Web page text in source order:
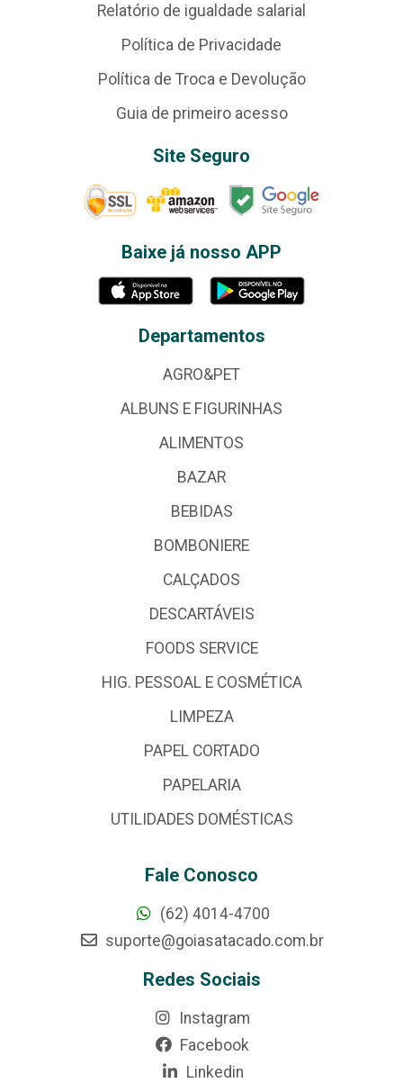
Relatório de igualdade salarial
Política de Privacidade
Política de Troca e Devolução
Guia de primeiro acesso
Site Seguro
Baixe já nosso APP
Departamentos
AGRO&PET
ALBUNS E FIGURINHAS
ALIMENTOS
BAZAR
BEBIDAS
BOMBONIERE
CALÇADOS
DESCARTÁVEIS
FOODS SERVICE
HIG. PESSOAL E COSMÉTICA
LIMPEZA
PAPEL CORTADO
PAPELARIA
UTILIDADES DOMÉSTICAS
Fale Conosco
(62) 4014-4700
suporte@goiasatacado.com.br
Redes Sociais
Instagram
Facebook
Linkedin